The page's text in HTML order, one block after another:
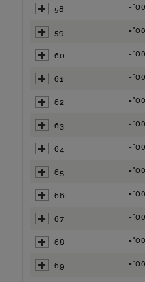
58
59
60
61
62
63
64
65
66
67
68
69